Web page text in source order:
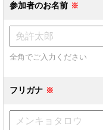
参加者のお名前
全角でご入力ください
フリガナ